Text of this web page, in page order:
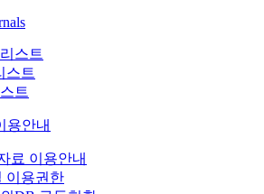
스트
스트
트
용안내
료 이용안내
이용권한